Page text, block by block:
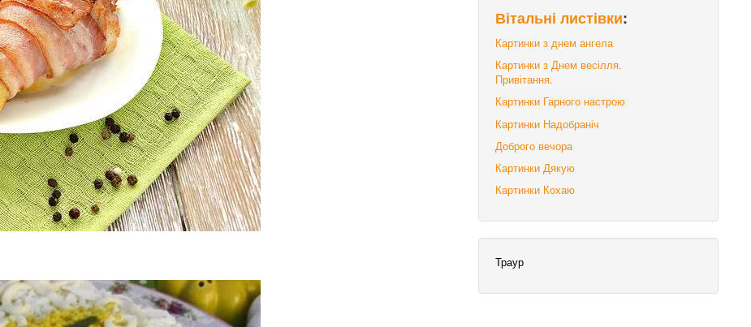
Вітальні листівки:
Картинки з днем ангела
Картинки з Днем весілля.
Привітання.
Картинки Гарного настрою
Картинки Надобраніч
Доброго вечора
Картинки Дякую
Картинки Кохаю
Траур